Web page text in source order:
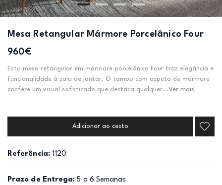
Mesa Retangular Mármore Porcelânico Four
960€
Esta mesa retangular em mármore porcelânico Four traz elegância e
funcionalidade à sala de jantar. O tampo com aspeto de mármore
confere um visual sofisticado que destaca qualquer...Ver mais
Adicionar ao cesto
Referência: 1120
Prazo de Entrega: 5 a 6 Semanas